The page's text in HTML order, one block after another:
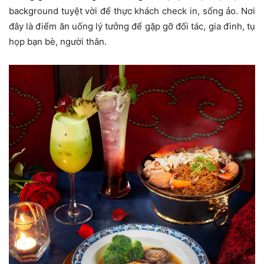
background tuyệt vời để thực khách check in, sống ảo. Nơi
đây là điểm ăn uống lý tưởng để gặp gỡ đối tác, gia đình, tụ
họp bạn bè, người thân.